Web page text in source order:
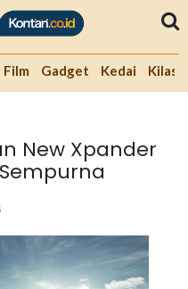
Film Gadget Kedai Kilas
New Xpander